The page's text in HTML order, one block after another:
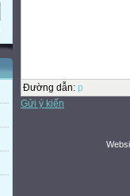
Đường dẫn: p
Gửi ý kiến